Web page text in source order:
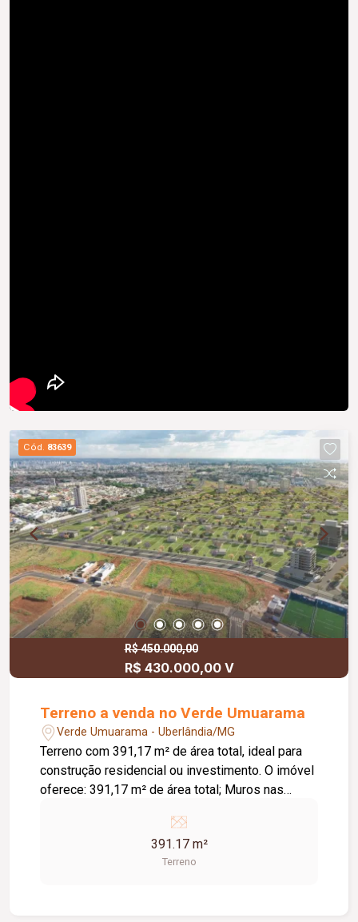
Cód. 83639
R$ 450.000,00
R$ 430.000,00 V
Terreno a venda no Verde Umuarama
Verde Umuarama - Uberlândia/MG
Terreno com 391,17 m² de área total, ideal para
construção residencial ou investimento. O imóvel
oferece: 391,17 m² de área total; Muros nas
opção para moradia ou valorização patrimonial.
Excelente oportunidade para quem busca investir
ou construir em uma região em constante
391.17 m²
Terreno